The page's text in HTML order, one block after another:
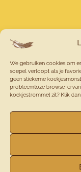
We gebruiken cookies om
soepel verloopt als je
geen stiekeme
probleemloze browse-
koekjestrommel zit? Klik
© 2026